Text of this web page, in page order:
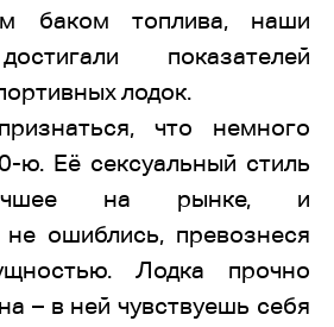
баком топлива, наши
показателей
лодок.
что немного
ю. Её сексуальный стиль
на рынке, и
не ошиблись, превознеся
Лодка прочно
– в ней чувствуешь себя